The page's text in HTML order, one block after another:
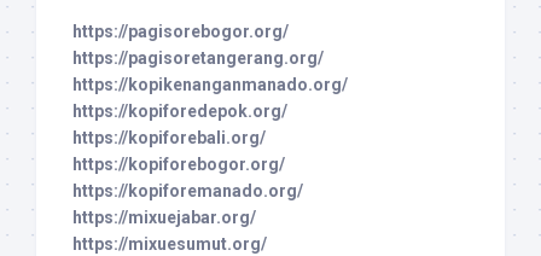
https://pagisorebogor.org/
https://pagisoretangerang.org/
https://kopikenanganmanado.org/
https://kopiforedepok.org/
https://kopiforebali.org/
https://kopiforebogor.org/
https://kopiforemanado.org/
https://mixuejabar.org/
https://mixuesumut.org/